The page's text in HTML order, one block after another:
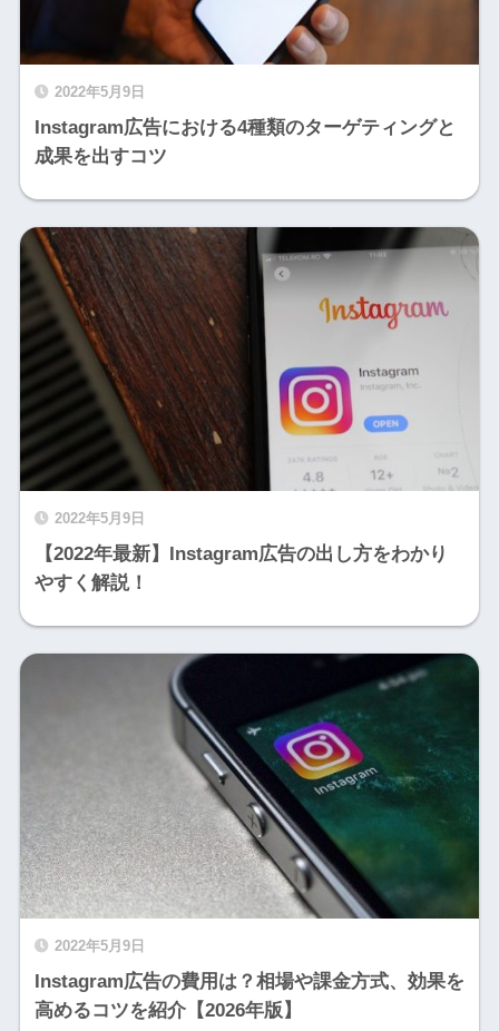
2022年5月9日
Instagram広告における4種類のターゲティングと
成果を出すコツ
2022年5月9日
【2022年最新】Instagram広告の出し方をわかり
やすく解説！
2022年5月9日
Instagram広告の費用は？相場や課金方式、効果を
高めるコツを紹介【2026年版】